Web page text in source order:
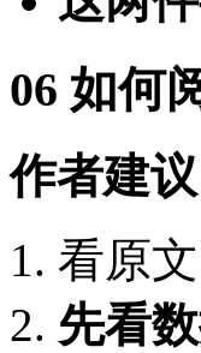
06 如何
作者建议
看原
先看